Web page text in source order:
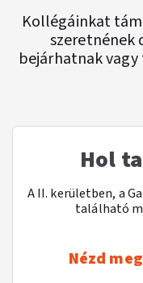
Kollégáinkat
szeretnének
bejárhatnak
Hol
A II. kerületben, a
található
Nézd